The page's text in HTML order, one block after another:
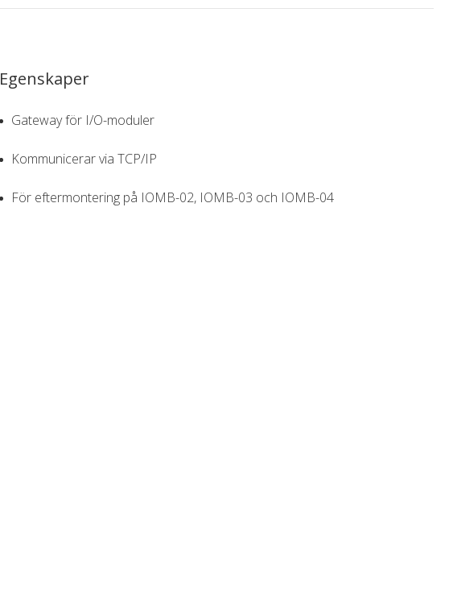
Egenskaper
Gateway för I/O-moduler
Kommunicerar via TCP/IP
För eftermontering på IOMB-02, IOMB-03 och IOMB-04